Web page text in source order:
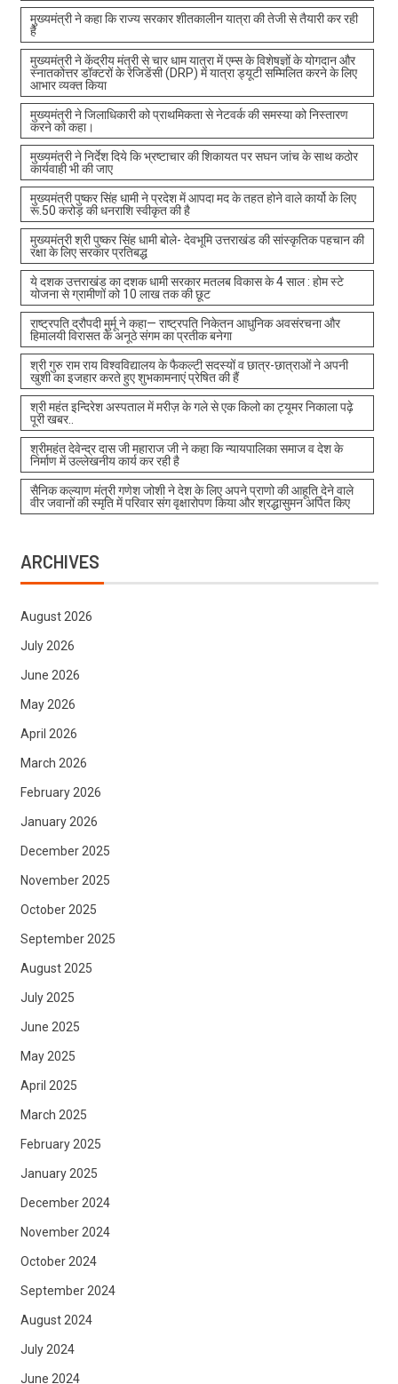
मुख्यमंत्री ने कहा कि राज्य सरकार शीतकालीन यात्रा की तेजी से तैयारी कर रही
है
मुख्यमंत्री ने केंद्रीय मंत्री से चार धाम यात्रा में एम्स के विशेषज्ञों के योगदान और
स्नातकोत्तर डॉक्टरों के रेजिडेंसी (DRP) में यात्रा ड्यूटी सम्मिलित करने के लिए
आभार व्यक्त किया
मुख्यमंत्री ने जिलाधिकारी को प्राथमिकता से नेटवर्क की समस्या को निस्तारण
करने को कहा।
मुख्यमंत्री ने निर्देश दिये कि भ्रष्टाचार की शिकायत पर सघन जांच के साथ कठोर
कार्यवाही भी की जाए
मुख्यमंत्री पुष्कर सिंह धामी ने प्रदेश में आपदा मद के तहत होने वाले कार्यो के लिए
रू.50 करोड़ की धनराशि स्वीकृत की है
मुख्यमंत्री श्री पुष्कर सिंह धामी बोले- देवभूमि उत्तराखंड की सांस्कृतिक पहचान की
रक्षा के लिए सरकार प्रतिबद्ध
ये दशक उत्तराखंड का दशक धामी सरकार मतलब विकास के 4 साल : होम स्टे
योजना से ग्रामीणों को 10 लाख तक की छूट
राष्ट्रपति द्रौपदी मुर्मू ने कहा— राष्ट्रपति निकेतन आधुनिक अवसंरचना और
हिमालयी विरासत के अनूठे संगम का प्रतीक बनेगा
श्री गुरु राम राय विश्वविद्यालय के फैकल्टी सदस्यों व छात्र-छात्राओं ने अपनी
खुशी का इजहार करते हुए शुभकामनाएं प्रेषित की हैं
श्री महंत इन्दिरेश अस्पताल में मरीज़ के गले से एक किलो का ट्यूमर निकाला पढ़े
पूरी खबर..
श्रीमहंत देवेन्द्र दास जी महाराज जी ने कहा कि न्यायपालिका समाज व देश के
निर्माण में उल्लेखनीय कार्य कर रही है
सैनिक कल्याण मंत्री गणेश जोशी ने देश के लिए अपने प्राणो की आहूति देने वाले
वीर जवानों की स्मृति में परिवार संग वृक्षारोपण किया और श्रद्धासुमन अर्पित किए
ARCHIVES
August 2026
July 2026
June 2026
May 2026
April 2026
March 2026
February 2026
January 2026
December 2025
November 2025
October 2025
September 2025
August 2025
July 2025
June 2025
May 2025
April 2025
March 2025
February 2025
January 2025
December 2024
November 2024
October 2024
September 2024
August 2024
July 2024
June 2024